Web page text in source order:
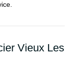
Vieux Les